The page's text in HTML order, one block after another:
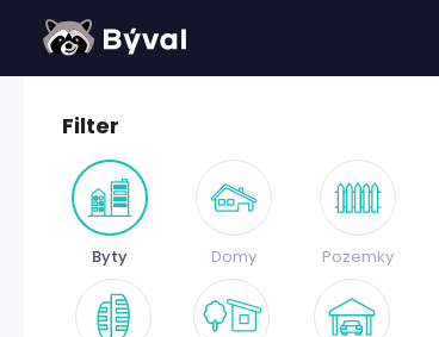
Filter
Byty Domy Pozemky